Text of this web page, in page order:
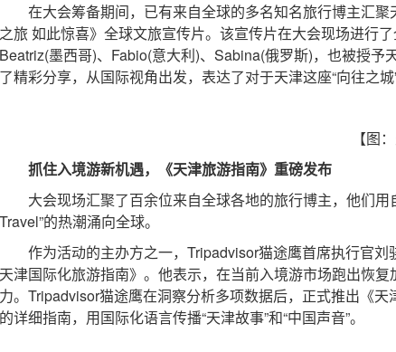
在大会筹备期间，已有来自全球的多名知名旅行博主汇聚
之旅 如此惊喜》全球文旅宣传片。该宣传片在大会现场进
Beatriz(墨西哥)、Fabio(意大利)、Sabina(俄罗斯)，也被授
了精彩分享，从国际视角出发，表达了对于天津这座“向往之
【图
抓住入境游新机遇，《天津旅游指南》重磅发布
大会现场汇聚了百余位来自全球各地的旅行博主，他们用
Travel”的热潮涌向全球。
作为活动的主办方之一，Tripadvisor猫途鹰首席执行官刘
天津国际化旅游指南》。他表示，在当前入境游市场跑出恢
力。Tripadvisor猫途鹰在洞察分析多项数据后，正式推出《
的详细指南，用国际化语言传播“天津故事”和“中国声音”。